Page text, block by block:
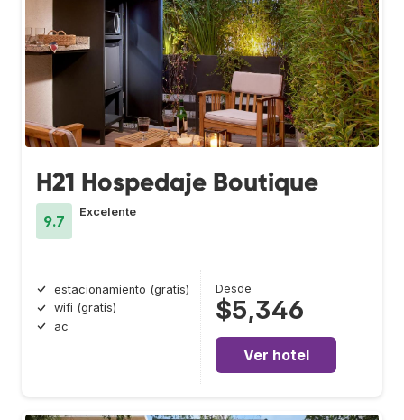
H21 Hospedaje Boutique
9.7
Excelente
estacionamiento (gratis)
wifi (gratis)
ac
Desde
$5,346
Ver hotel